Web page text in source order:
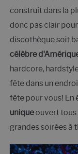
construit dans la
donc pas clair
discothèque soit
célèbre
hardcore,
fête dans un
fête pour vous! En
uniqueouvert tous
grandes soirées à